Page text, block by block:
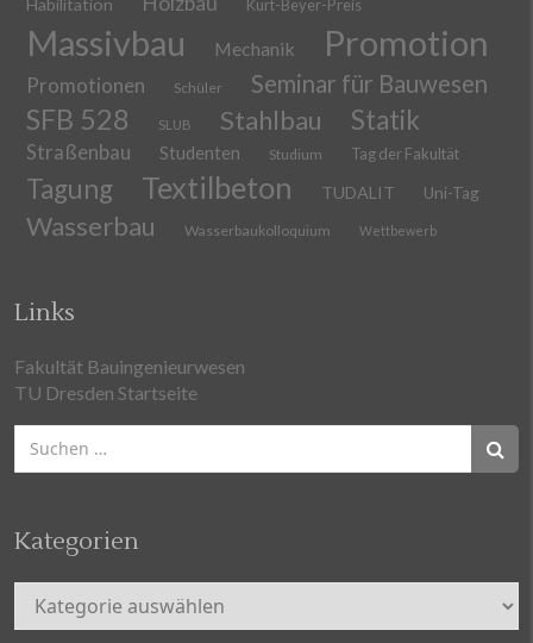
Kurt-Beyer-Preis
Massivbau Mechanik Promotion
Promotionen Schüler Seminar für Bauwesen
SFB 528 SLUB Stahlbau Statik
Straßenbau Studenten Studium Tag der Fakultät
Tagung Textilbeton TUDALIT Uni-Tag
Wasserbau Wasserbaukolloquium Wettbewerb
Links
Fakultät Bauingenieurwesen
TU Dresden Startseite
Suchen
nach:
Kategorien
Kategorien